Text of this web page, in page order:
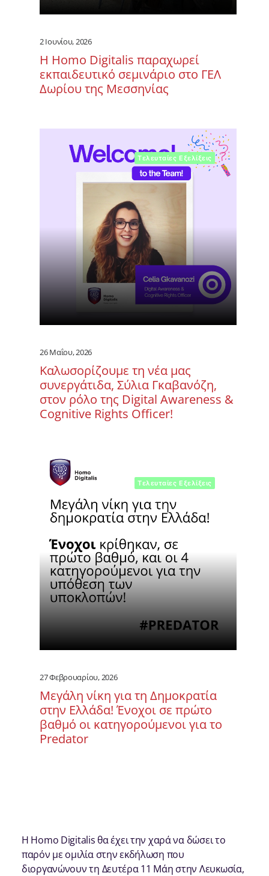
2 Ιουνίου, 2026
Η Homo Digitalis παραχωρεί
εκπαιδευτικό σεμινάριο στο ΓΕΛ
Δωρίου της Μεσσηνίας
Τελευταίες Εξελίξεις
26 Μαΐου, 2026
Kαλωσορίζουμε τη νέα μας
συνεργάτιδα, Σύλια Γκαβανόζη,
στον ρόλο της Digital Awareness &
Cognitive Rights Officer!
Τελευταίες Εξελίξεις
27 Φεβρουαρίου, 2026
Μεγάλη νίκη για τη Δημοκρατία
στην Ελλάδα! Ένοχοι σε πρώτο
βαθμό οι κατηγορούμενοι για το
Predator
Η Homo Digitalis θα έχει την χαρά να δώσει το
παρόν με ομιλία στην εκδήλωση που
διοργανώνουν τη Δευτέρα 11 Μάη στην Λευκωσία,